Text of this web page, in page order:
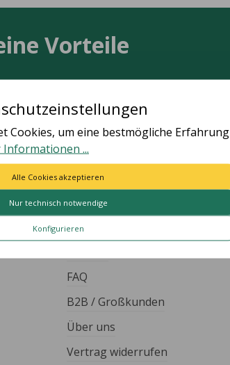
Vorteile
SCHNELLE LIEFERUNG
von Tür zu Tür.
HILFE & KONTAKT
FAQ
B2B / Großkunden
Über uns
Vertrag widerrufen
Cookies, um eine bestmögliche Erfahrung
...
Nur technisch notwendige
Konfigurieren
Alle Cookies akzeptieren